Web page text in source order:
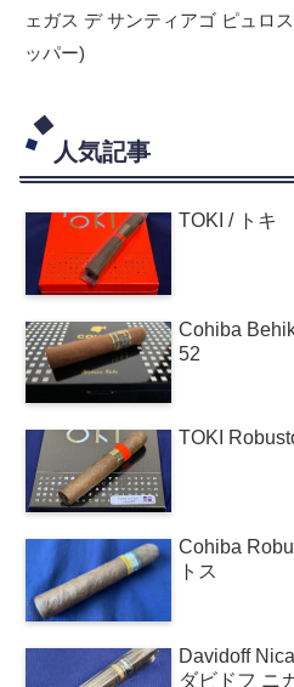
ェガス デ サンティアゴ ピュロ
ッパー)
人気記事
TOKI / トキ
Cohiba
52
TOKI
Cohiba
トス
Davidoff
ダビドフ ニ